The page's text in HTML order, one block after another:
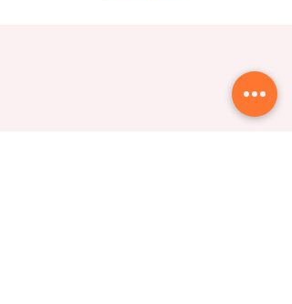
melhores novidades e